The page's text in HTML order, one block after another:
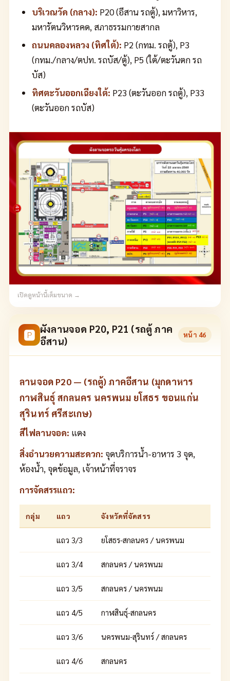
บริเวณวัด (กลาง): P20 (อีสาน รถตู้), มหาวิหาร,
มหารัตนวิหารคด, สภาธรรมกายสากล
ถนนคลองหลวง (ทิศใต้): P2 (กทม. รถตู้), P3
(กทม./กลาง/ตปท. รถบัส/ตู้), P5 (ใต้/ตะวันตก รถ
บัส)
ทิศตะวันออกเฉียงใต้: P23 (ตะวันออก รถตู้), P33
(ตะวันออก รถบัส)
เปิดดูหน้านี้เต็มขนาด →
🅿 ผังลานจอด P20, P21 (รถตู้ ภาค
อีสาน)
หน้า 46
ลานจอด P20 — (รถตู้) ภาคอีสาน (มุกดาหาร
กาฬสินธุ์ สกลนคร นครพนม ยโสธร ขอนแก่น
สุรินทร์ ศรีสะเกษ)
สีไฟลานจอด: แดง
สิ่งอำนวยความสะดวก: จุดบริการน้ำ-อาหาร 3 จุด,
ห้องน้ำ, จุดข้อมูล, เจ้าหน้าที่จราจร
การจัดสรรแถว:
กลุ่ม แถว จังหวัดที่จัดสรร
แถว 3/3 ยโสธร-สกลนคร / นครพนม
แถว 3/4 สกลนคร / นครพนม
แถว 3/5 สกลนคร / นครพนม
แถว 4/5 กาฬสินธุ์-สกลนคร
แถว 3/6 นครพนม-สุรินทร์ / สกลนคร
แถว 4/6 สกลนคร